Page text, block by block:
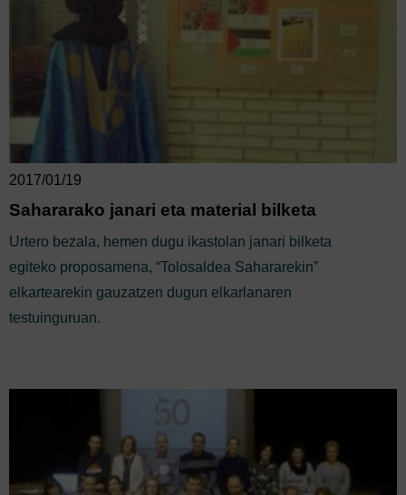
2017/01/19
Sahararako janari eta material bilketa
Urtero bezala, hemen dugu ikastolan janari bilketa
egiteko proposamena, “Tolosaldea Sahararekin”
elkartearekin gauzatzen dugun elkarlanaren
testuinguruan.